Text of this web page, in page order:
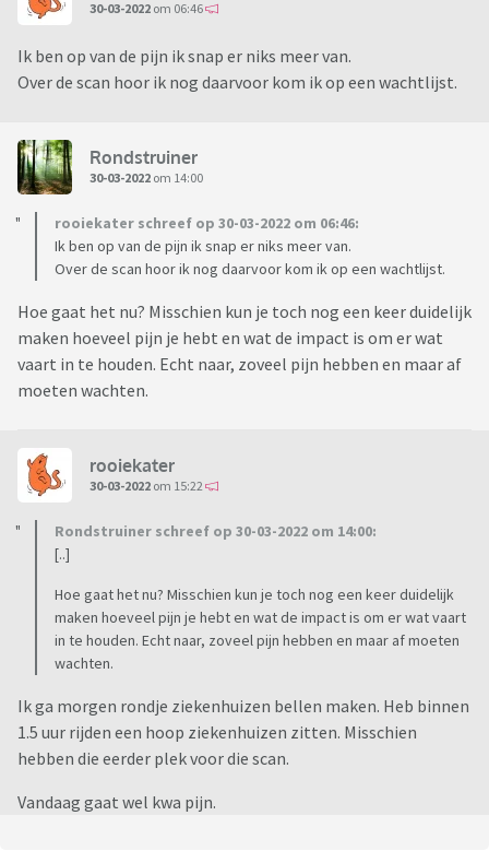
30-03-2022 om 06:46
Ik ben op van de pijn ik snap er niks meer van.
Over de scan hoor ik nog daarvoor kom ik op een wachtlijst.
Rondstruiner
30-03-2022 om 14:00
rooiekater schreef op 30-03-2022 om 06:46:
Ik ben op van de pijn ik snap er niks meer van.
Over de scan hoor ik nog daarvoor kom ik op een wachtlijst.
Hoe gaat het nu? Misschien kun je toch nog een keer duidelijk
maken hoeveel pijn je hebt en wat de impact is om er wat
vaart in te houden. Echt naar, zoveel pijn hebben en maar af
moeten wachten.
rooiekater
30-03-2022 om 15:22
Rondstruiner schreef op 30-03-2022 om 14:00:
[..]
Hoe gaat het nu? Misschien kun je toch nog een keer duidelijk
maken hoeveel pijn je hebt en wat de impact is om er wat vaart
in te houden. Echt naar, zoveel pijn hebben en maar af moeten
wachten.
Ik ga morgen rondje ziekenhuizen bellen maken. Heb binnen
1.5 uur rijden een hoop ziekenhuizen zitten. Misschien
hebben die eerder plek voor die scan.
Vandaag gaat wel kwa pijn.